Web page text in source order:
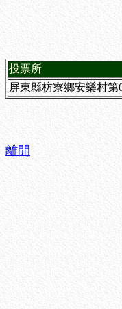
投票所
屏東縣枋寮鄉安樂村第
離開